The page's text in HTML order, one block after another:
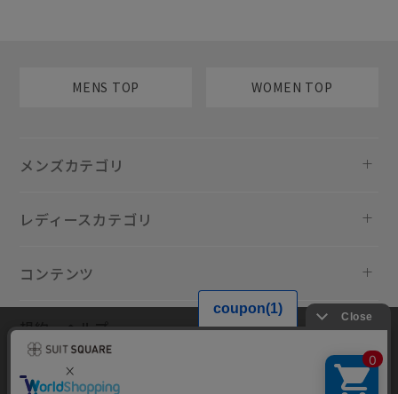
MENS TOP WOMEN TOP
メンズカテゴリ
レディースカテゴリ
コンテンツ
規約・ヘルプ
当サイトでは利用体験の向上およびコンテンツの最適な提供、トラフィ
ックの分析を目的としてCookieを使用しています。サイトの閲覧を継続